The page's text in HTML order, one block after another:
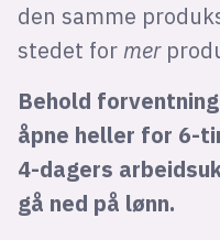
den samme
stedet for mer
Behold
åpne heller for 6-
4-dagers
gå ned på lønn.